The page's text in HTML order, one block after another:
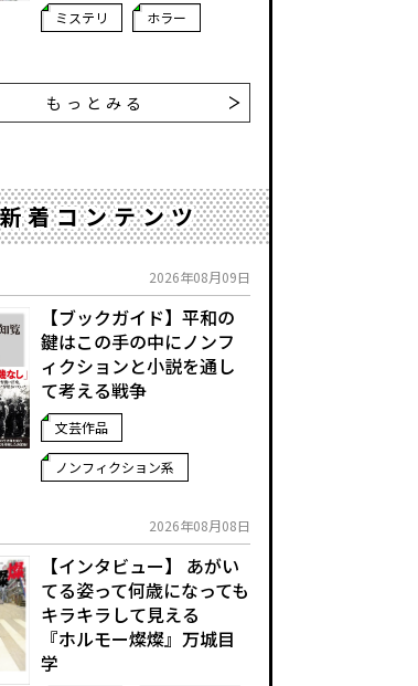
ミステリ ホラー
もっとみる
新着コンテンツ
2026年08月09日
【ブックガイド】平和の
鍵はこの手の中に――ノンフ
ィクションと小説を通し
て考える戦争
文芸作品
ノンフィクション系
2026年08月08日
【インタビュー】 あがい
てる姿って何歳になっても
キラキラして見える
『ホルモー燦燦』万城目
学